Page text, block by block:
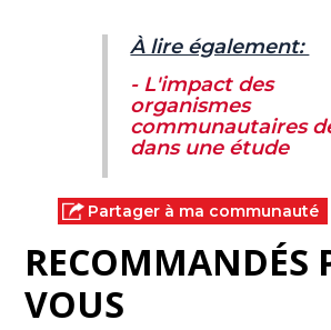
À lire également:
- L'impact des
organismes
communautaires
dans une étude
Partager à ma communauté
RECOMMANDÉS
VOUS